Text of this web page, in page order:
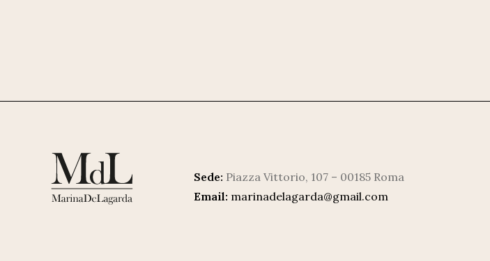
Sede: Piazza Vittorio, 107 – 00185 Roma
Email: marinadelagarda@gmail.com